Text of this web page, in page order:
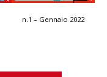
n.1 – Gennaio 2022